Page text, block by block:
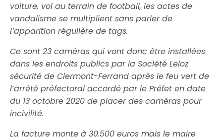
voiture, vol au terrain de football, les actes de
vandalisme se multiplient sans parler de
l’apparition régulière de tags.
Ce sont 23 caméras qui vont donc être installées
dans les endroits publics par la Société Leloz
sécurité de Clermont-Ferrand après le feu vert de
l’arrêté préfectoral accordé par le Préfet en date
du 13 octobre 2020 de placer des caméras pour
incivilité.
La facture monte à 30.500 euros mais le maire